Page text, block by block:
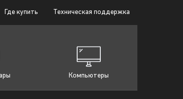
Где купить Техническая поддержка
Компьютеры